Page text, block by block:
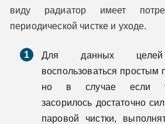
виду радиатор имеет
периодической чистке и уходе.
Для данных
воспользоваться простым
но в случае если
засорилось достаточно
паровой чистки,